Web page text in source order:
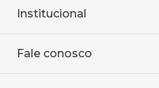
Institucional
Onde encontrar
Fale conosco